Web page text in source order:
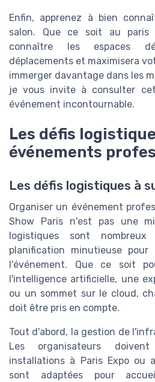
Enfin, apprenez à bien
salon. Que ce soit au paris
connaître les espaces
déplacements et maximisera
immerger davantage dans les
je vous invite à consulter
événement incontournable.
Les défis
événements
Les défis logistiques à
Organiser un événement
Show Paris n'est pas une
logistiques sont
planification minutieuse
l'événement. Que ce soit
l'intelligence artificielle, une
ou un sommet sur le cloud,
doit être pris en compte.
Tout d'abord, la gestion de
Les organisateurs
installations à Paris Expo ou
sont adaptées pour